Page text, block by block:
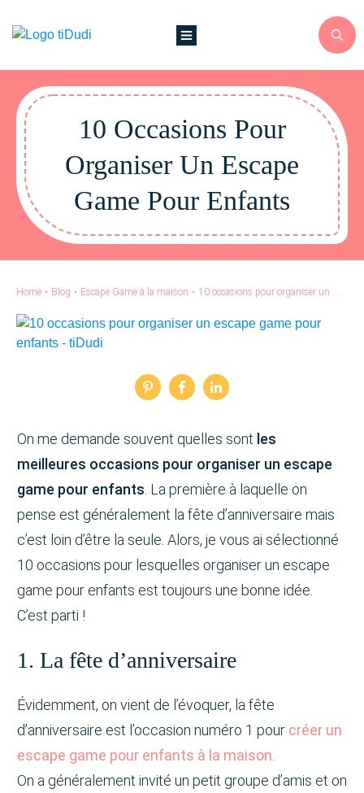
10 Occasions Pour
Organiser Un Escape
Game Pour Enfants
Home • Blog • Escape Game à la maison • 10 occasions pour organiser un escape game pour enfants
On me demande souvent quelles sont les
meilleures occasions pour organiser un escape
game pour enfants . La première à laquelle on
pense est généralement la fête d’anniversaire mais
c’est loin d’être la seule. Alors, je vous ai sélectionné
10 occasions pour lesquelles organiser un escape
game pour enfants est toujours une bonne idée.
C’est parti !
1. La fête d’anniversaire
Évidemment, on vient de l’évoquer, la fête
d’anniversaire est l’occasion numéro 1 pour créer un
escape game pour enfants à la maison
On a généralement invité un petit groupe d’amis et on